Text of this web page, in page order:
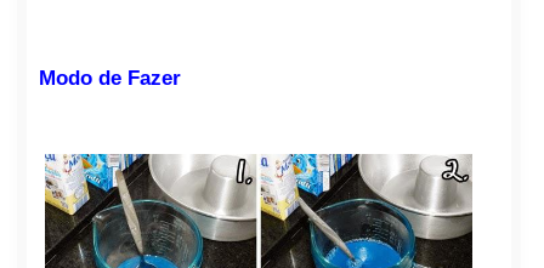
Modo de Fazer